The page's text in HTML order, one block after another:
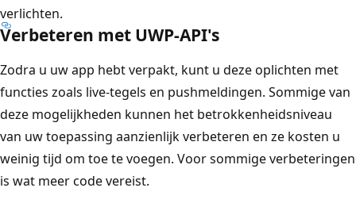
verlichten.
Verbeteren met UWP-API's
Zodra u uw app hebt verpakt, kunt u deze oplichten met
functies zoals live-tegels en pushmeldingen. Sommige van
deze mogelijkheden kunnen het betrokkenheidsniveau
van uw toepassing aanzienlijk verbeteren en ze kosten u
weinig tijd om toe te voegen. Voor sommige verbeteringen
is wat meer code vereist.